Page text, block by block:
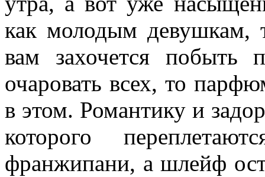
как молодым
вам захочется побыть
очаровать всех, то
в этом. Романтику и
которого
франжипани, а шлейф